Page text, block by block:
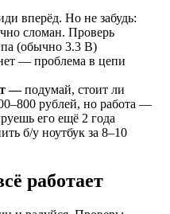
вперёд. Но не забудь:
сломан. Проверь
(обычно 3.3 В)
— проблема в цепи
—подумай, стоит ли
рублей, но работа —
его ещё 2 года
б/у ноутбук за 8–10
работает